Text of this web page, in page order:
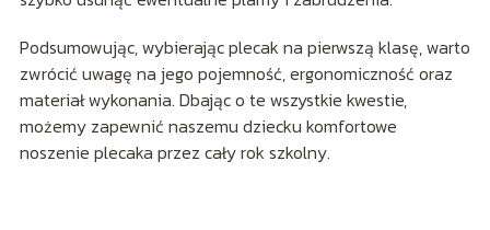
Podsumowując, wybierając plecak na pierwszą klasę, warto
zwrócić uwagę na jego pojemność, ergonomiczność oraz
materiał wykonania. Dbając o te wszystkie kwestie,
możemy zapewnić naszemu dziecku komfortowe
noszenie plecaka przez cały rok szkolny.